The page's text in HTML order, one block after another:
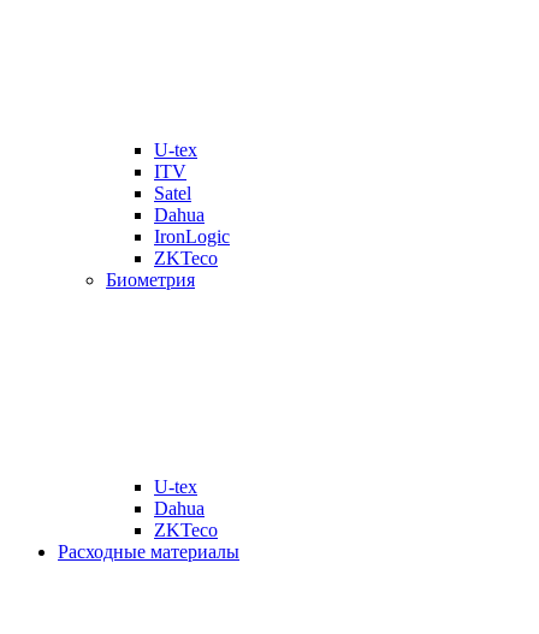
U-tex
ITV
Satel
Dahua
IronLogic
ZKTeco
Биометрия
U-tex
Dahua
ZKTeco
Расходные материалы